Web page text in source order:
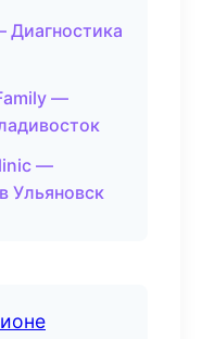
—
—
Ульяновск